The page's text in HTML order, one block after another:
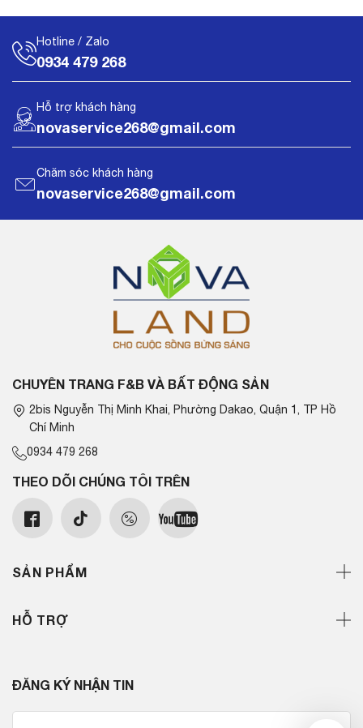
Hotline / Zalo
0934 479 268
Hỗ trợ khách hàng
novaservice268@gmail.com
Chăm sóc khách hàng
novaservice268@gmail.com
CHUYÊN TRANG F&B VÀ BẤT ĐỘNG SẢN
2bis Nguyễn Thị Minh Khai, Phường Dakao, Quận 1, TP Hồ
Chí Minh
0934 479 268
THEO DÕI CHÚNG TÔI TRÊN
SẢN PHẨM
HỖ TRỢ
ĐĂNG KÝ NHẬN TIN